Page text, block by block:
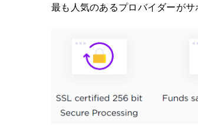
最も人気のあるプロバイダーが